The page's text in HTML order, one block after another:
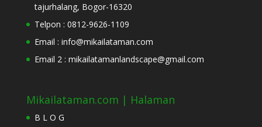
tajurhalang, Bogor-16320
Telpon : 0812-9626-1109
Email : info@mikailataman.com
Email 2 : mikailatamanlandscape@gmail.com
Mikailataman.com | Halaman
B L O G